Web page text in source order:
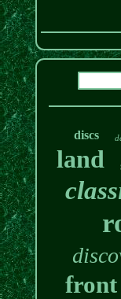
discs
land
front